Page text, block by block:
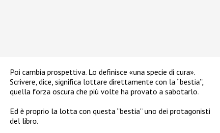
Poi cambia prospettiva. Lo definisce «una specie di cura».
Scrivere, dice, significa lottare direttamente con la “bestia”,
quella forza oscura che più volte ha provato a sabotarlo.
Ed è proprio la lotta con questa “bestia” uno dei protagonisti
del libro.